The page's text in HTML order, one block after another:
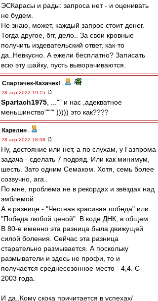
ЭСКарасы и рады: запроса нет - и оценивать
не будем.
Не знаю, может, каждый запрос стоит денег.
Тогда другое, бгг, дело.. За свои кровные
получить издевательский ответ, как-то
да..Невкусно. А ежели бесплатно? Записать
всю эту шайку, пусть выворачиваются.
Спартачек-Казачек! -
28 апр 2022 19:15
Spartach1975 , ..."" и нас ,адекватное
меньшинство"""" ))))) это как????
Карелин -
28 апр 2022 18:08
Ну, достояние или нет, а по слухам, у Газпрома
задача - сделать 7 подряд. Или как минимум,
шесть. Зато одним Семаком. Хотя, семь более
созвучно, ага..
По мне, проблема не в рекордах и звёздах над
эмблемой.
А в разнице - "Честная красивая победа" или
"Победа любой ценой". В коде ДНК, в общем.
В 80-е именно эта разница была движущей
силой боления. Сейчас эта разница
старательно размывается. А поскольку
размыватели и здесь не профи, то и
получается среднесезонное место - 4,4. С
2003 года.
И да..Кому скока причитается в успехах/